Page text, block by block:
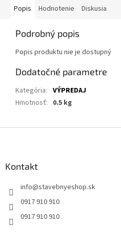
Popis Hodnotenie Diskusia
Podrobný popis
Popis produktu nie je dostupný
Dodatočné parametre
Kategória: VÝPREDAJ
Hmotnosť: 0.5 kg
Kontakt
info@stavebnyeshop.sk
0917 910 910
0917 910 910